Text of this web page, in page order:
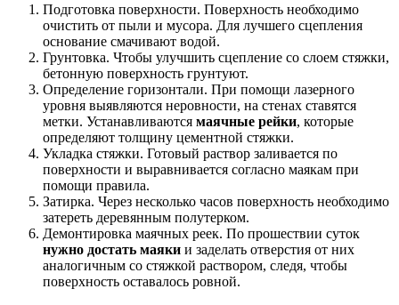
Подготовка поверхности. Поверхность необходимо
очистить от пыли и мусора. Для лучшего сцепления
основание смачивают водой.
Грунтовка. Чтобы улучшить сцепление со слоем стяжки,
бетонную поверхность грунтуют.
Определение горизонтали. При помощи лазерного
уровня выявляются неровности, на стенах ставятся
метки. Устанавливаются маячные рейки, которые
определяют толщину цементной стяжки.
Укладка стяжки. Готовый раствор заливается по
поверхности и выравнивается согласно маякам при
помощи правила.
Затирка. Через несколько часов поверхность необходимо
затереть деревянным полутерком.
Демонтировка маячных реек. По прошествии суток
нужно достать маяки и заделать отверстия от них
аналогичным со стяжкой раствором, следя, чтобы
поверхность оставалось ровной.